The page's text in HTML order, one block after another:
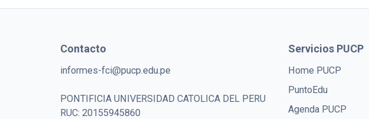
Contacto
informes-fci@pucp.edu.pe
PONTIFICIA UNIVERSIDAD CATOLICA DEL PERU
RUC: 20155945860
Servicios PUCP
Home PUCP
PuntoEdu
Agenda PUCP